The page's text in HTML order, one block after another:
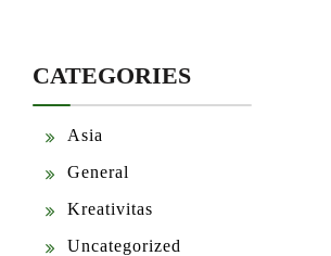
CATEGORIES
Asia
General
Kreativitas
Uncategorized